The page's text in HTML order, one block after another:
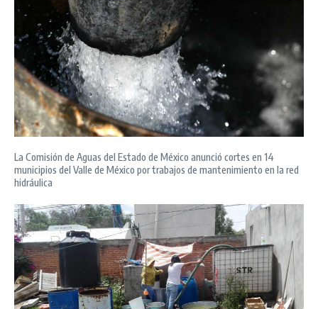
La Comisión de Aguas del Estado de México anunció cortes en 14
municipios del Valle de México por trabajos de mantenimiento en la red
hidráulica